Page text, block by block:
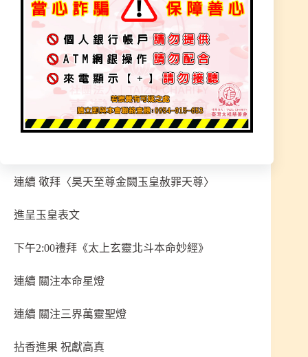
晚休
9:00道場重白
連續 禮拜《三官感應妙經》
連續 敬拜〈昊天至尊金闕玉皇赦罪天尊〉
進呈玉皇表文
下午2:00禮拜《太上玄靈北斗本命妙經》
連續 關注本命星燈
連續 關注三界萬靈聖燈
拈香進果 祝獻高真